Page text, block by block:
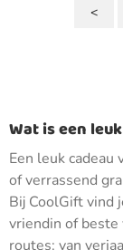
<
Wat is een
Een leuk
of verrassend
Bij CoolGift vind
vriendin of
routes: van